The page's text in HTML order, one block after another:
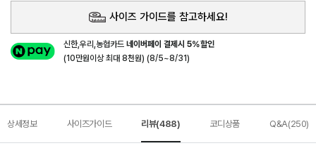
사이즈 가이드를 참고하세요!
신한,우리,농협카드네이버페이 결제시 5%할인
(10만원이상 최대 8천원) (8/5~8/31)
상세정보 사이즈가이드 리뷰(488) 코디상품 Q&A(250)